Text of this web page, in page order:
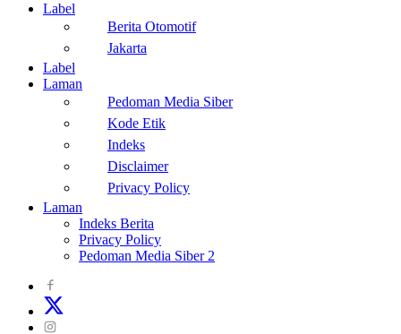
Label
Berita Otomotif
Jakarta
Label
Laman
Pedoman Media Siber
Kode Etik
Indeks
Disclaimer
Privacy Policy
Laman
Indeks Berita
Privacy Policy
Pedoman Media Siber 2